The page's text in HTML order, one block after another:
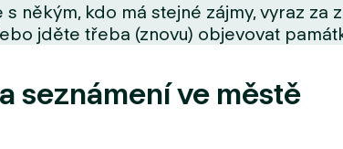
s někým, kdo má stejné zájmy, vyraz
jděte třeba (znovu) objevovat
seznámení ve městě